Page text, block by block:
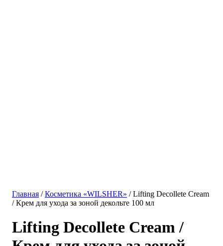
Главная /Косметика «WILSHER» / Lifting Decollete Cream
/ Крем для ухода за зоной декольте 100 мл
Lifting Decollete Cream /